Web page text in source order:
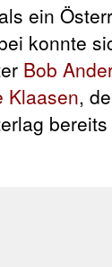
ein
konnte
Bob
Klaasen,